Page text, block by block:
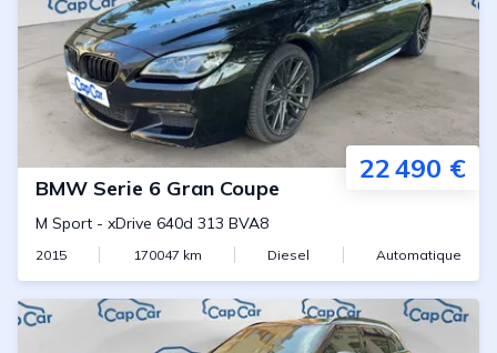
22 490 €
BMW Serie 6 Gran Coupe
M Sport - xDrive 640d 313 BVA8
2015 170047 km Diesel Automatique